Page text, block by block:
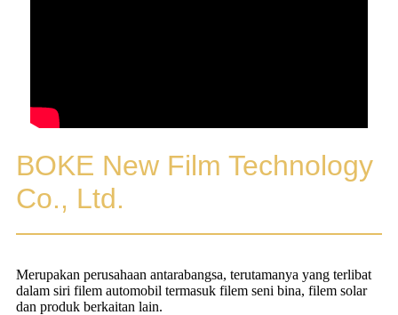
BOKE New Film Technology
Co., Ltd.
Merupakan perusahaan antarabangsa, terutamanya yang terlibat
dalam siri filem automobil termasuk filem seni bina, filem solar
dan produk berkaitan lain.